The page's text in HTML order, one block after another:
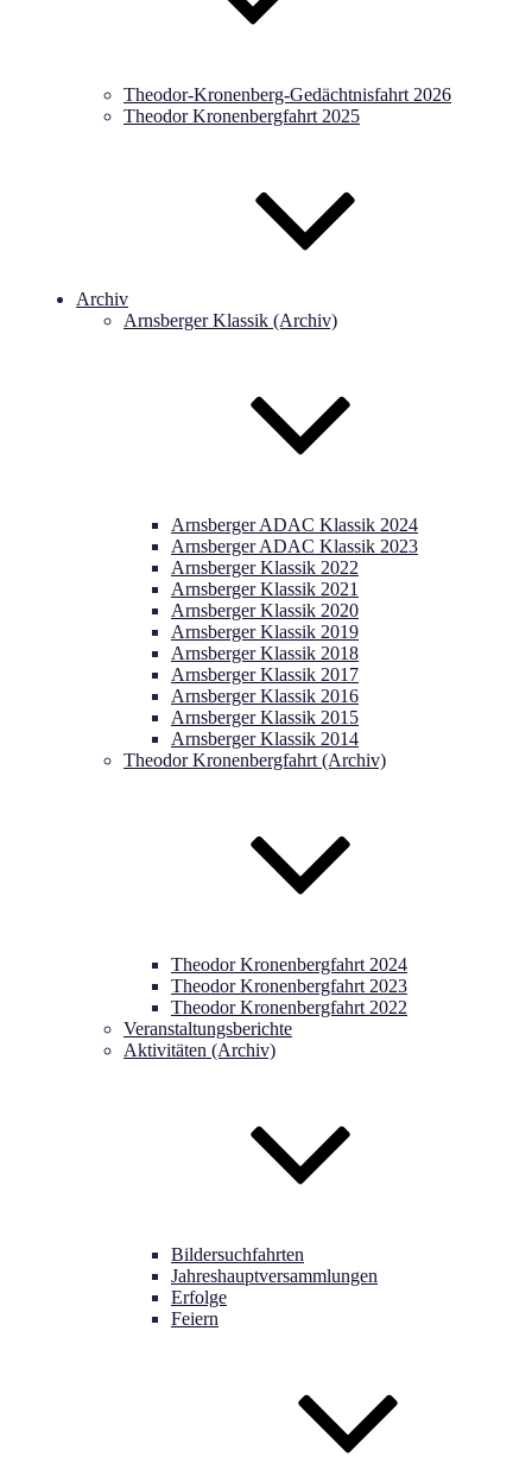
Theodor-Kronenberg-Gedächtnisfahrt 2026
Theodor Kronenbergfahrt 2025
Archiv
Arnsberger Klassik (Archiv)
Arnsberger ADAC Klassik 2024
Arnsberger ADAC Klassik 2023
Arnsberger Klassik 2022
Arnsberger Klassik 2021
Arnsberger Klassik 2020
Arnsberger Klassik 2019
Arnsberger Klassik 2018
Arnsberger Klassik 2017
Arnsberger Klassik 2016
Arnsberger Klassik 2015
Arnsberger Klassik 2014
Theodor Kronenbergfahrt (Archiv)
Theodor Kronenbergfahrt 2024
Theodor Kronenbergfahrt 2023
Theodor Kronenbergfahrt 2022
Veranstaltungsberichte
Aktivitäten (Archiv)
Bildersuchfahrten
Jahreshauptversammlungen
Erfolge
Feiern